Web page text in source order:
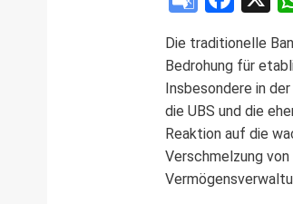
Die traditionelle
Bedrohung für
Insbesondere in
die UBS und die
Reaktion auf die
Verschmelzung